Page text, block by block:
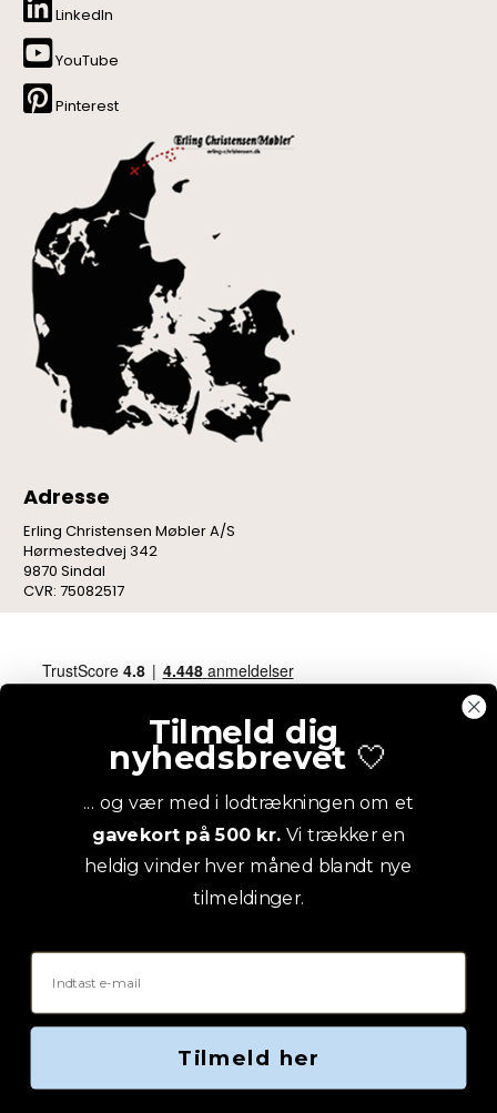
LinkedIn
YouTube
Pinterest
Adresse
Erling Christensen Møbler A/S
Hørmestedvej 342
9870 Sindal
CVR: 75082517
Tilmeld dig
nyhedsbrevet 🤍
... og vær med i lodtrækningen om et
gavekort på 500 kr. Vi trækker en
heldig vinder hver måned blandt nye
tilmeldinger.
Email
Tilmeld her